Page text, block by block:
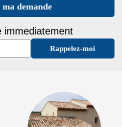
immediatement